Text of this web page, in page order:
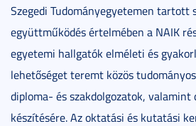
Szegedi Tudományegyetemen tartott
együttműködés értelmében a NAIK
egyetemi hallgatók elméleti és
lehetőséget teremt közös
diploma- és szakdolgozatok,
készítésére. Az oktatási és kutatási